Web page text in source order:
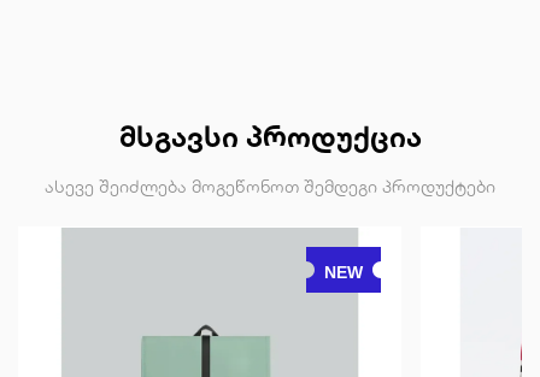
ᲛᲡᲒᲐᲕᲡᲘ ᲞᲠᲝᲓᲣᲥᲪᲘᲐ
ასევე შეიძლება მოგეწონოთ შემდეგი პროდუქტები
NEW